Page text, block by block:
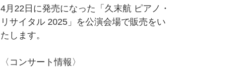
4月22日に発売になった「久末航 ピアノ・
リサイタル 2025」を公演会場で販売をい
たします。
〈コンサート情報〉